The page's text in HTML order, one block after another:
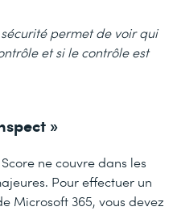
permet de voir qui
et si le contrôle est
»
ne couvre dans les
Pour effectuer un
Microsoft 365, vous devez